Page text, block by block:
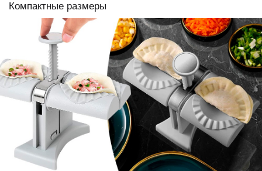
Компактные размеры